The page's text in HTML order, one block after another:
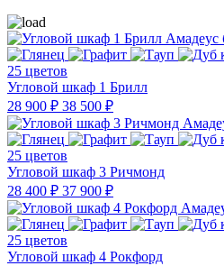
25 цветов
Угловой шкаф 1 Брилл
28 900 ₽ 38 500 ₽
25 цветов
Угловой шкаф 3 Ричмонд
28 400 ₽ 37 900 ₽
25 цветов
Угловой шкаф 4 Рокфорд